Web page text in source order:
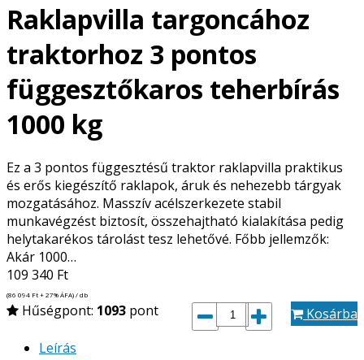
Raklapvilla targoncához
traktorhoz 3 pontos
függesztőkaros teherbírás
1000 kg
Ez a 3 pontos függesztésű traktor raklapvilla praktikus
és erős kiegészítő raklapok, áruk és nehezebb tárgyak
mozgatásához. Masszív acélszerkezete stabil
munkavégzést biztosít, összehajtható kialakítása pedig
helytakarékos tárolást tesz lehetővé. Főbb jellemzők:
Akár 1000…
109 340 Ft
(86 094 Ft+ 27% ÁFA) / db
Hűségpont: 1093 pont
Kosárba
Leírás